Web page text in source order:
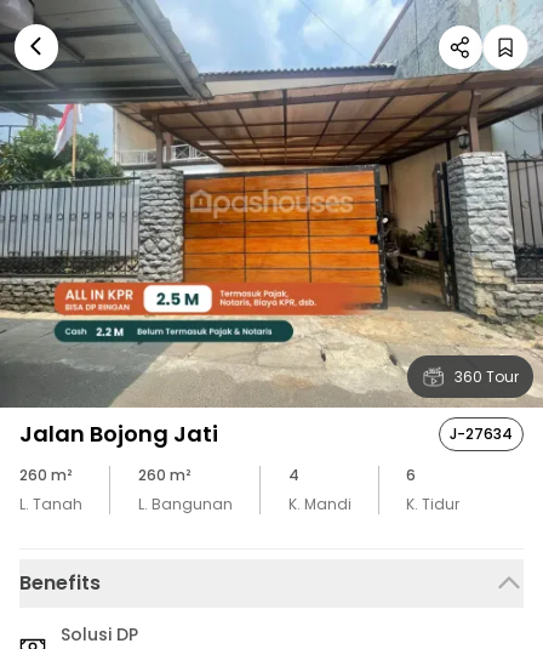
360 Tour
Jalan Bojong Jati
J-27634
260 m²
L. Tanah
260 m²
L. Bangunan
4
K. Mandi
6
K. Tidur
Benefits
Solusi DP